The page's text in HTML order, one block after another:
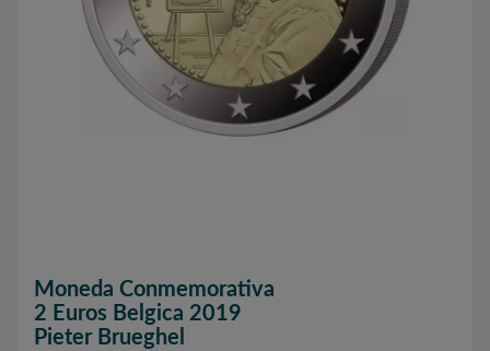
Moneda Conmemorativa
2 Euros Belgica 2019
Pieter Brueghel